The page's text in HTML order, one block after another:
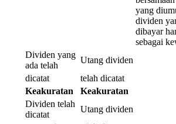
yang
dividen
dibayar
sebagai
Dividen yang
ada telah
Utang dividen
dicatat
telah dicatat
Keakuratan
Keakuratan
Dividen telah
dicatat
Utang dividen